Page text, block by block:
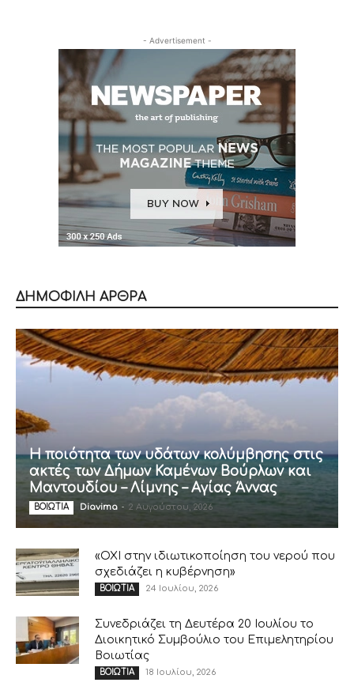
- Advertisement -
ΔΗΜΟΦΙΛΗ ΑΡΘΡΑ
Η ποιότητα των υδάτων κολύμβησης στις
ακτές των Δήμων Καμένων Βούρλων και
Μαντουδίου – Λίμνης – Αγίας Άννας
ΒΟΙΩΤΙΑ Diavima - 2 Αυγούστου, 2026
«ΟΧΙ στην ιδιωτικοποίηση του νερού που
σχεδιάζει η κυβέρνηση»
ΒΟΙΩΤΙΑ 24 Ιουλίου, 2026
Συνεδριάζει τη Δευτέρα 20 Ιουλίου το
Διοικητικό Συμβούλιο του Επιμελητηρίου
Βοιωτίας
ΒΟΙΩΤΙΑ 18 Ιουλίου, 2026